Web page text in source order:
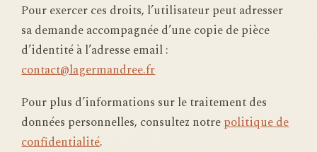
Pour exercer ces droits, l’utilisateur peut adresser
sa demande accompagnée d’une copie de pièce
d’identité à l’adresse email :
contact@lagermandree.fr
Pour plus d’informations sur le traitement des
données personnelles, consultez notrepolitique de
confidentialité.